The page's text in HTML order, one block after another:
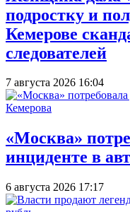
подростку и
Кемерове
следователей
7 августа 2026 16:04
«Москва»
инциденте в
6 августа 2026 17:17